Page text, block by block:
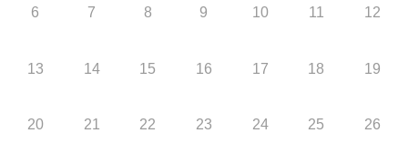
6 7 8 9 10 11 12
13 14 15 16 17 18 19
20 21 22 23 24 25 26